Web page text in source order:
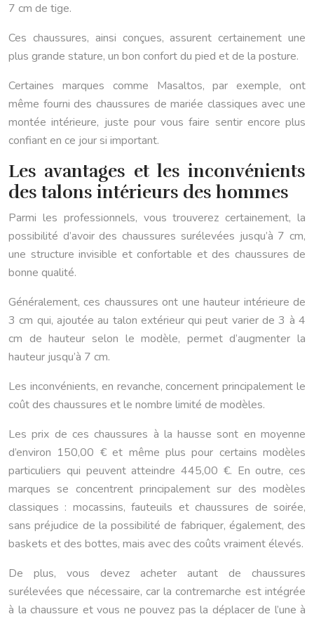
7 cm de tige.
Ces chaussures, ainsi conçues, assurent certainement une
plus grande stature, un bon confort du pied et de la posture.
Certaines marques comme Masaltos, par exemple, ont
même fourni des chaussures de mariée classiques avec une
montée intérieure, juste pour vous faire sentir encore plus
confiant en ce jour si important.
Les avantages et les inconvénients
des talons intérieurs des hommes
Parmi les professionnels, vous trouverez certainement, la
possibilité d’avoir des chaussures surélevées jusqu’à 7 cm,
une structure invisible et confortable et des chaussures de
bonne qualité.
Généralement, ces chaussures ont une hauteur intérieure de
3 cm qui, ajoutée au talon extérieur qui peut varier de 3 à 4
cm de hauteur selon le modèle, permet d’augmenter la
hauteur jusqu’à 7 cm.
Les inconvénients, en revanche, concernent principalement le
coût des chaussures et le nombre limité de modèles.
Les prix de ces chaussures à la hausse sont en moyenne
d’environ 150,00 € et même plus pour certains modèles
particuliers qui peuvent atteindre 445,00 €. En outre, ces
marques se concentrent principalement sur des modèles
classiques : mocassins, fauteuils et chaussures de soirée,
sans préjudice de la possibilité de fabriquer, également, des
baskets et des bottes, mais avec des coûts vraiment élevés.
De plus, vous devez acheter autant de chaussures
surélevées que nécessaire, car la contremarche est intégrée
à la chaussure et vous ne pouvez pas la déplacer de l’une à